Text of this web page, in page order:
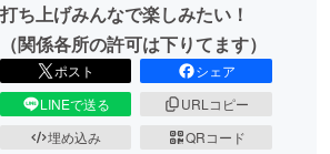
打ち上げみんなで楽しみたい！
（関係各所の許可は下りてます）
ポスト
シェア
LINEで送る
URLコピー
埋め込み
QRコード